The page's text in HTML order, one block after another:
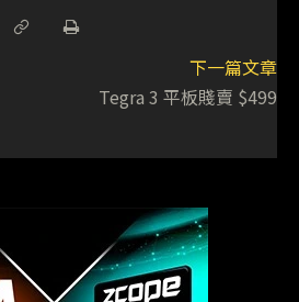
下一篇文章
Tegra 3 平板賤賣 $499